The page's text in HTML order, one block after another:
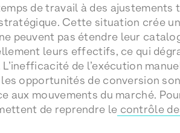
de travail à des
Cette situation crée
peuvent pas étendre leur
leurs effectifs, ce qui
de l’exécution
opportunités de conversion
aux mouvements du marché.
de reprendre le contrôle